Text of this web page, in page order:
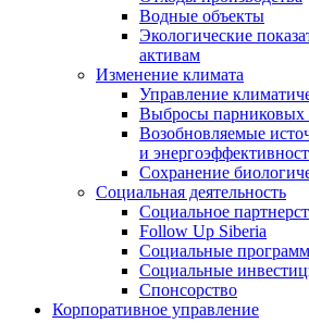
Водные объекты
Экологические
активам
Изменение климата
Управление
Выбросы парниковых
Возобновляемые
и
Сохранение
Социальная деятельность
Социальное
Follow Up Siberia
Социальные
Социальные
Спонсорство
Корпоративное управление